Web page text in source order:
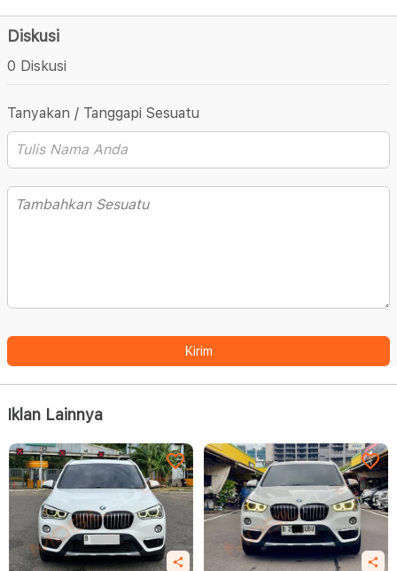
Diskusi
0 Diskusi
Tanyakan / Tanggapi Sesuatu
Kirim
Iklan Lainnya